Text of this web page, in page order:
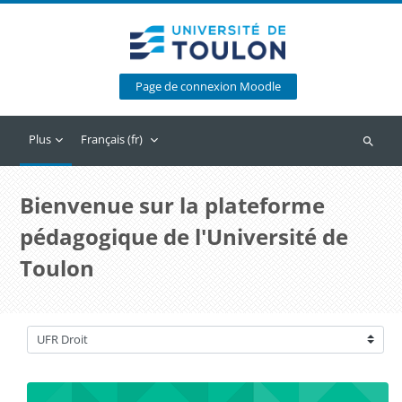
Page de connexion Moodle
Plus Français ‎(fr)‎
Bienvenue sur la plateforme
pédagogique de l'Université de
Toulon
Catégories de cours